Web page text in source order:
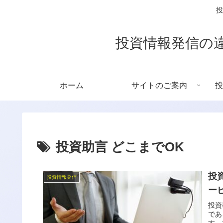
投資情報発信の
ホーム サイトのご案内
投資助言 どこまでOK
投資情報発信
投
ー
投
で